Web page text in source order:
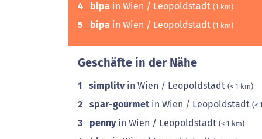
4 bipa in Wien / Leopoldstadt (1 km)
5 bipa in Wien / Leopoldstadt (1 km)
Geschäfte in der Nähe
1 simplitvin Wien / Leopoldstadt (< 1 km)
2 spar-gourmet in Wien / Leopoldstadt (<
3 pennyin Wien / Leopoldstadt (< 1 km)